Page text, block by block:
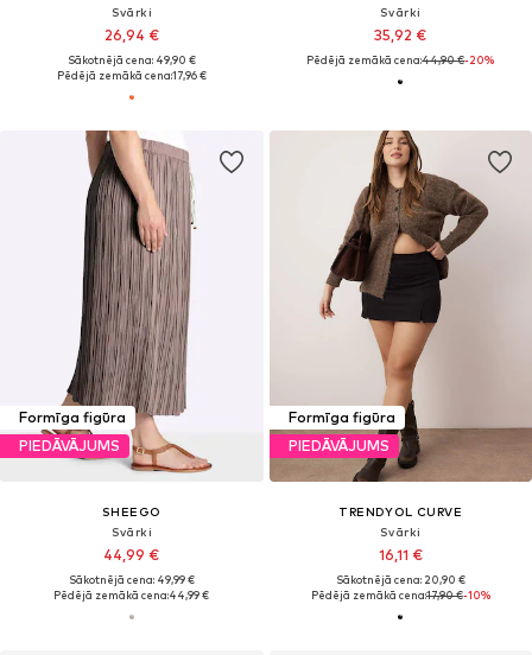
Svārki
26,94 €
Sākotnējā cena: 49,90 €
Pēdējā zemākā cena:17,96 €
Svārki
35,92 €
Pēdējā zemākā cena:44,90 €-20%
Formīga figūra
PIEDĀVĀJUMS
SHEEGO
Svārki
44,99 €
Sākotnējā cena: 49,99 €
Pēdējā zemākā cena:44,99 €
Formīga figūra
PIEDĀVĀJUMS
TRENDYOL CURVE
Svārki
16,11 €
Sākotnējā cena: 20,90 €
Pēdējā zemākā cena:17,90 €-10%